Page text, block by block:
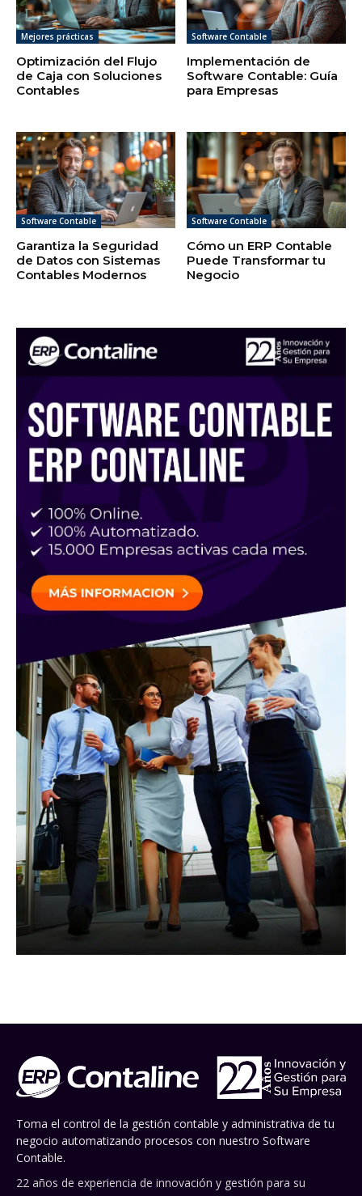
Mejores prácticas
Optimización del Flujo
de Caja con Soluciones
Contables
Software Contable
Implementación de
Software Contable: Guía
para Empresas
Software Contable
Garantiza la Seguridad
de Datos con Sistemas
Contables Modernos
Software Contable
Cómo un ERP Contable
Puede Transformar tu
Negocio
Toma el control de la gestión contable y administrativa de tu
negocio automatizando procesos con nuestro Software
Contable.
22 años de experiencia de innovación y gestión para su